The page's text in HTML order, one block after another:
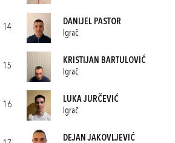
14
DANIJEL PASTOR
Igrač
15
KRISTIJAN BARTULOVIĆ
Igrač
16
LUKA JURČEVIĆ
Igrač
DEJAN JAKOVLJEVIĆ